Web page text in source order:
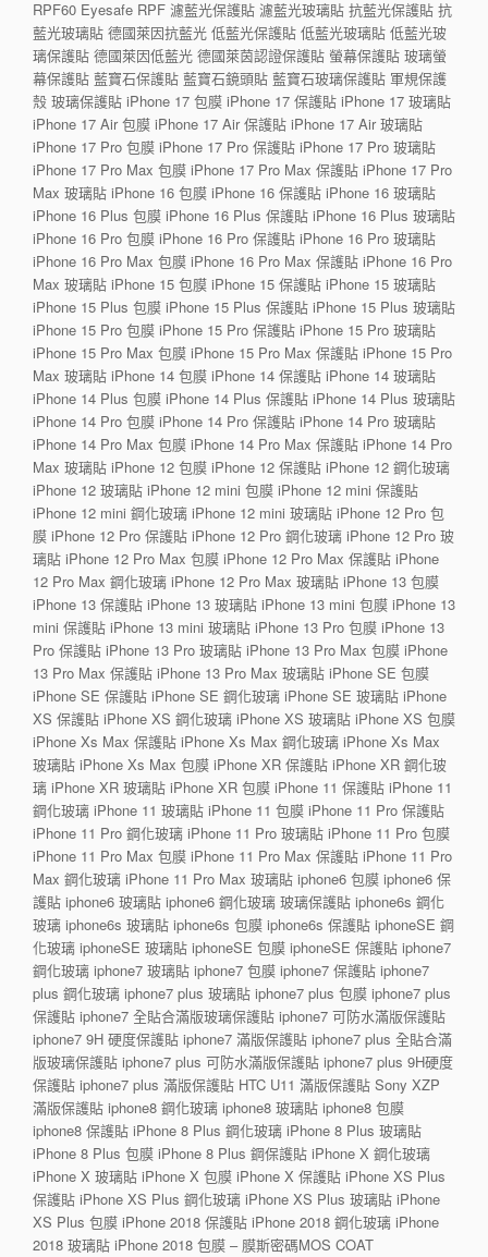
RPF60 Eyesafe RPF 濾藍光保護貼 濾藍光玻璃貼 抗藍光保護貼 抗
藍光玻璃貼 德國萊因抗藍光 低藍光保護貼 低藍光玻璃貼 低藍光玻
璃保護貼 德國萊因低藍光 德國萊茵認證保護貼 螢幕保護貼 玻璃螢
幕保護貼 藍寶石保護貼 藍寶石鏡頭貼 藍寶石玻璃保護貼 軍規保護
殼 玻璃保護貼 iPhone 17 包膜 iPhone 17 保護貼 iPhone 17 玻璃貼
iPhone 17 Air 包膜 iPhone 17 Air 保護貼 iPhone 17 Air 玻璃貼
iPhone 17 Pro 包膜 iPhone 17 Pro 保護貼 iPhone 17 Pro 玻璃貼
iPhone 17 Pro Max 包膜 iPhone 17 Pro Max 保護貼 iPhone 17 Pro
Max 玻璃貼 iPhone 16 包膜 iPhone 16 保護貼 iPhone 16 玻璃貼
iPhone 16 Plus 包膜 iPhone 16 Plus 保護貼 iPhone 16 Plus 玻璃貼
iPhone 16 Pro 包膜 iPhone 16 Pro 保護貼 iPhone 16 Pro 玻璃貼
iPhone 16 Pro Max 包膜 iPhone 16 Pro Max 保護貼 iPhone 16 Pro
Max 玻璃貼 iPhone 15 包膜 iPhone 15 保護貼 iPhone 15 玻璃貼
iPhone 15 Plus 包膜 iPhone 15 Plus 保護貼 iPhone 15 Plus 玻璃貼
iPhone 15 Pro 包膜 iPhone 15 Pro 保護貼 iPhone 15 Pro 玻璃貼
iPhone 15 Pro Max 包膜 iPhone 15 Pro Max 保護貼 iPhone 15 Pro
Max 玻璃貼 iPhone 14 包膜 iPhone 14 保護貼 iPhone 14 玻璃貼
iPhone 14 Plus 包膜 iPhone 14 Plus 保護貼 iPhone 14 Plus 玻璃貼
iPhone 14 Pro 包膜 iPhone 14 Pro 保護貼 iPhone 14 Pro 玻璃貼
iPhone 14 Pro Max 包膜 iPhone 14 Pro Max 保護貼 iPhone 14 Pro
Max 玻璃貼 iPhone 12 包膜 iPhone 12 保護貼 iPhone 12 鋼化玻璃
iPhone 12 玻璃貼 iPhone 12 mini 包膜 iPhone 12 mini 保護貼
iPhone 12 mini 鋼化玻璃 iPhone 12 mini 玻璃貼 iPhone 12 Pro 包
膜 iPhone 12 Pro 保護貼 iPhone 12 Pro 鋼化玻璃 iPhone 12 Pro 玻
璃貼 iPhone 12 Pro Max 包膜 iPhone 12 Pro Max 保護貼 iPhone
12 Pro Max 鋼化玻璃 iPhone 12 Pro Max 玻璃貼 iPhone 13 包膜
iPhone 13 保護貼 iPhone 13 玻璃貼 iPhone 13 mini 包膜 iPhone 13
mini 保護貼 iPhone 13 mini 玻璃貼 iPhone 13 Pro 包膜 iPhone 13
Pro 保護貼 iPhone 13 Pro 玻璃貼 iPhone 13 Pro Max 包膜 iPhone
13 Pro Max 保護貼 iPhone 13 Pro Max 玻璃貼 iPhone SE 包膜
iPhone SE 保護貼 iPhone SE 鋼化玻璃 iPhone SE 玻璃貼 iPhone
XS 保護貼 iPhone XS 鋼化玻璃 iPhone XS 玻璃貼 iPhone XS 包膜
iPhone Xs Max 保護貼 iPhone Xs Max 鋼化玻璃 iPhone Xs Max
玻璃貼 iPhone Xs Max 包膜 iPhone XR 保護貼 iPhone XR 鋼化玻
璃 iPhone XR 玻璃貼 iPhone XR 包膜 iPhone 11 保護貼 iPhone 11
鋼化玻璃 iPhone 11 玻璃貼 iPhone 11 包膜 iPhone 11 Pro 保護貼
iPhone 11 Pro 鋼化玻璃 iPhone 11 Pro 玻璃貼 iPhone 11 Pro 包膜
iPhone 11 Pro Max 包膜 iPhone 11 Pro Max 保護貼 iPhone 11 Pro
Max 鋼化玻璃 iPhone 11 Pro Max 玻璃貼 iphone6 包膜 iphone6 保
護貼 iphone6 玻璃貼 iphone6 鋼化玻璃 玻璃保護貼 iphone6s 鋼化
玻璃 iphone6s 玻璃貼 iphone6s 包膜 iphone6s 保護貼 iphoneSE 鋼
化玻璃 iphoneSE 玻璃貼 iphoneSE 包膜 iphoneSE 保護貼 iphone7
鋼化玻璃 iphone7 玻璃貼 iphone7 包膜 iphone7 保護貼 iphone7
plus 鋼化玻璃 iphone7 plus 玻璃貼 iphone7 plus 包膜 iphone7 plus
保護貼 iphone7 全貼合滿版玻璃保護貼 iphone7 可防水滿版保護貼
iphone7 9H 硬度保護貼 iphone7 滿版保護貼 iphone7 plus 全貼合滿
版玻璃保護貼 iphone7 plus 可防水滿版保護貼 iphone7 plus 9H硬度
保護貼 iphone7 plus 滿版保護貼 HTC U11 滿版保護貼 Sony XZP
滿版保護貼 iphone8 鋼化玻璃 iphone8 玻璃貼 iphone8 包膜
iphone8 保護貼 iPhone 8 Plus 鋼化玻璃 iPhone 8 Plus 玻璃貼
iPhone 8 Plus 包膜 iPhone 8 Plus 鋼保護貼 iPhone X 鋼化玻璃
iPhone X 玻璃貼 iPhone X 包膜 iPhone X 保護貼 iPhone XS Plus
保護貼 iPhone XS Plus 鋼化玻璃 iPhone XS Plus 玻璃貼 iPhone
XS Plus 包膜 iPhone 2018 保護貼 iPhone 2018 鋼化玻璃 iPhone
2018 玻璃貼 iPhone 2018 包膜 – 膜斯密碼MOS COAT